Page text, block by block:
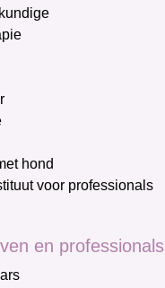
hond
voor professionals
en professionals